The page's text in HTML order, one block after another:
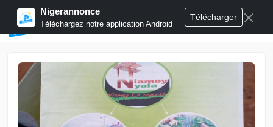
Nigerannonce
Téléchargez notre application Android
Télécharger
Publier annonces